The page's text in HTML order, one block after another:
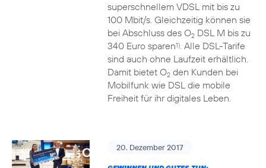
superschnellem VDSL mit bis zu
100 Mbit/s. Gleichzeitig können sie
bei Abschluss des O2DSL M bis zu
340 Euro sparen1). Alle DSL-Tarife
sind auch ohne Laufzeit erhältlich.
Damit bietet O2den Kunden bei
Mobilfunk wie DSL die mobile
Freiheit für ihr digitales Leben.
20. Dezember 2017